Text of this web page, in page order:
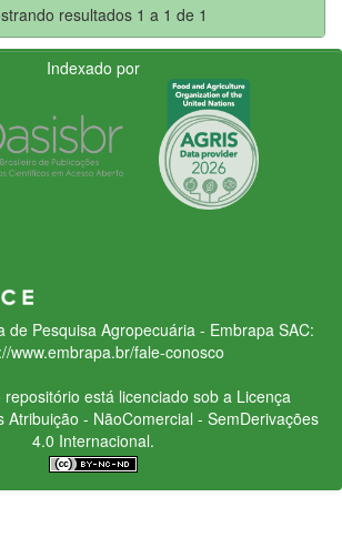
resultados 1 a 1 de 1
Indexado por
de Pesquisa Agropecuária - Embrapa SAC:
www.embrapa.br/fale-conosco
está licenciado sob a Licença
Atribuição - NãoComercial - SemDerivações
4.0 Internacional.